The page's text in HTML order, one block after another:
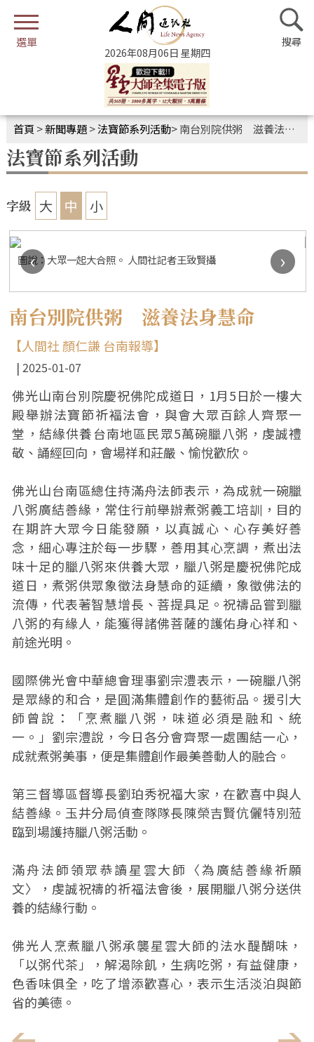
2026年08月06日 星期四
首頁 >新聞專題>法寶節系列活動>南台別院供粥 滋養法身慧命
法寶節系列活動
字級 大 中 小
圖說：大眾一起大合照。 人間社記者王致賢攝
‹ ›
南台別院供粥 滋養法身慧命
【人間社 顏仁謙 台南報導】
2025-01-07
佛光山南台別院慶祝佛陀成道日，1月5日於一樓大
殿舉辦法寶節祈褔法會，與會大眾百餘人齊聚一
堂，結緣供養台南地區民眾5萬碗臘八粥，虔誠禮
敬、誦經回向，會場祥和莊嚴、愉悅歡欣。
佛光山台南區總住持滿舟法師表示，為成就一碗臘
八粥廣結善緣，常住行前舉辦煮粥義工培訓，目的
在期許大眾今日能發願，以真誠心、心存美好善
念，細心專注於每一步驟，善用其心烹調，煮出法
味十足的臘八粥來供養大眾，臘八粥是慶祝佛陀成
道日，煮粥供眾象徵法身慧命的延續，象徵佛法的
流傳，代表著智慧增長、菩提具足。祝禱品嘗到臘
八粥的有緣人，能獲得諸佛菩薩的護佑身心祥和、
前途光明。
國際佛光會中華總會理事劉宗澧表示，一碗臘八粥
是眾緣的和合，是圓滿集體創作的藝術品。援引大
師曾說：「烹煮臘八粥，味道必須是融和、統
一。」劉宗澧說，今日各分會齊聚一處團結一心，
成就煮粥美事，便是集體創作最美善動人的融合。
第三督導區督導長劉珀秀祝福大家，在歡喜中與人
結善緣。玉井分局偵查隊隊長陳榮吉賢伉儷特別蒞
臨到場護持臘八粥活動。
滿舟法師領眾恭讀星雲大師〈為廣結善緣祈願
文〉，虔誠祝禱的祈福法會後，展開臘八粥分送供
養的結緣行動。
佛光人烹煮臘八粥承襲星雲大師的法水醍醐味，
「以粥代茶」，解渴除飢，生病吃粥，有益健康，
色香味俱全，吃了增添歡喜心，表示生活淡泊與節
省的美德。